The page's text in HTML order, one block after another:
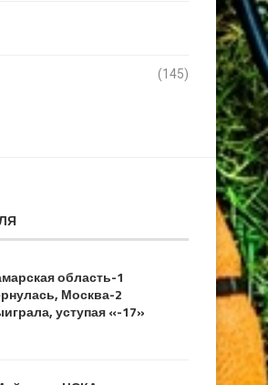
(145)
область-1
Москва-2
уступая «-17»